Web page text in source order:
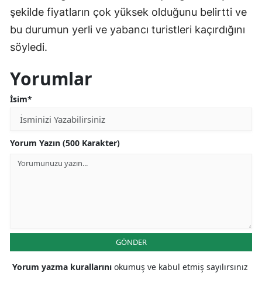
şekilde fiyatların çok yüksek olduğunu belirtti ve
bu durumun yerli ve yabancı turistleri kaçırdığını
söyledi.
Yorumlar
İsim*
Yorum Yazın (500 Karakter)
GÖNDER
Yorum yazma kurallarını okumuş ve kabul etmiş sayılırsınız